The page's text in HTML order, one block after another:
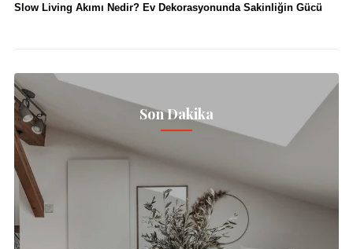
Slow Living Akımı Nedir? Ev Dekorasyonunda Sakinliğin Gücü
Son Dakika